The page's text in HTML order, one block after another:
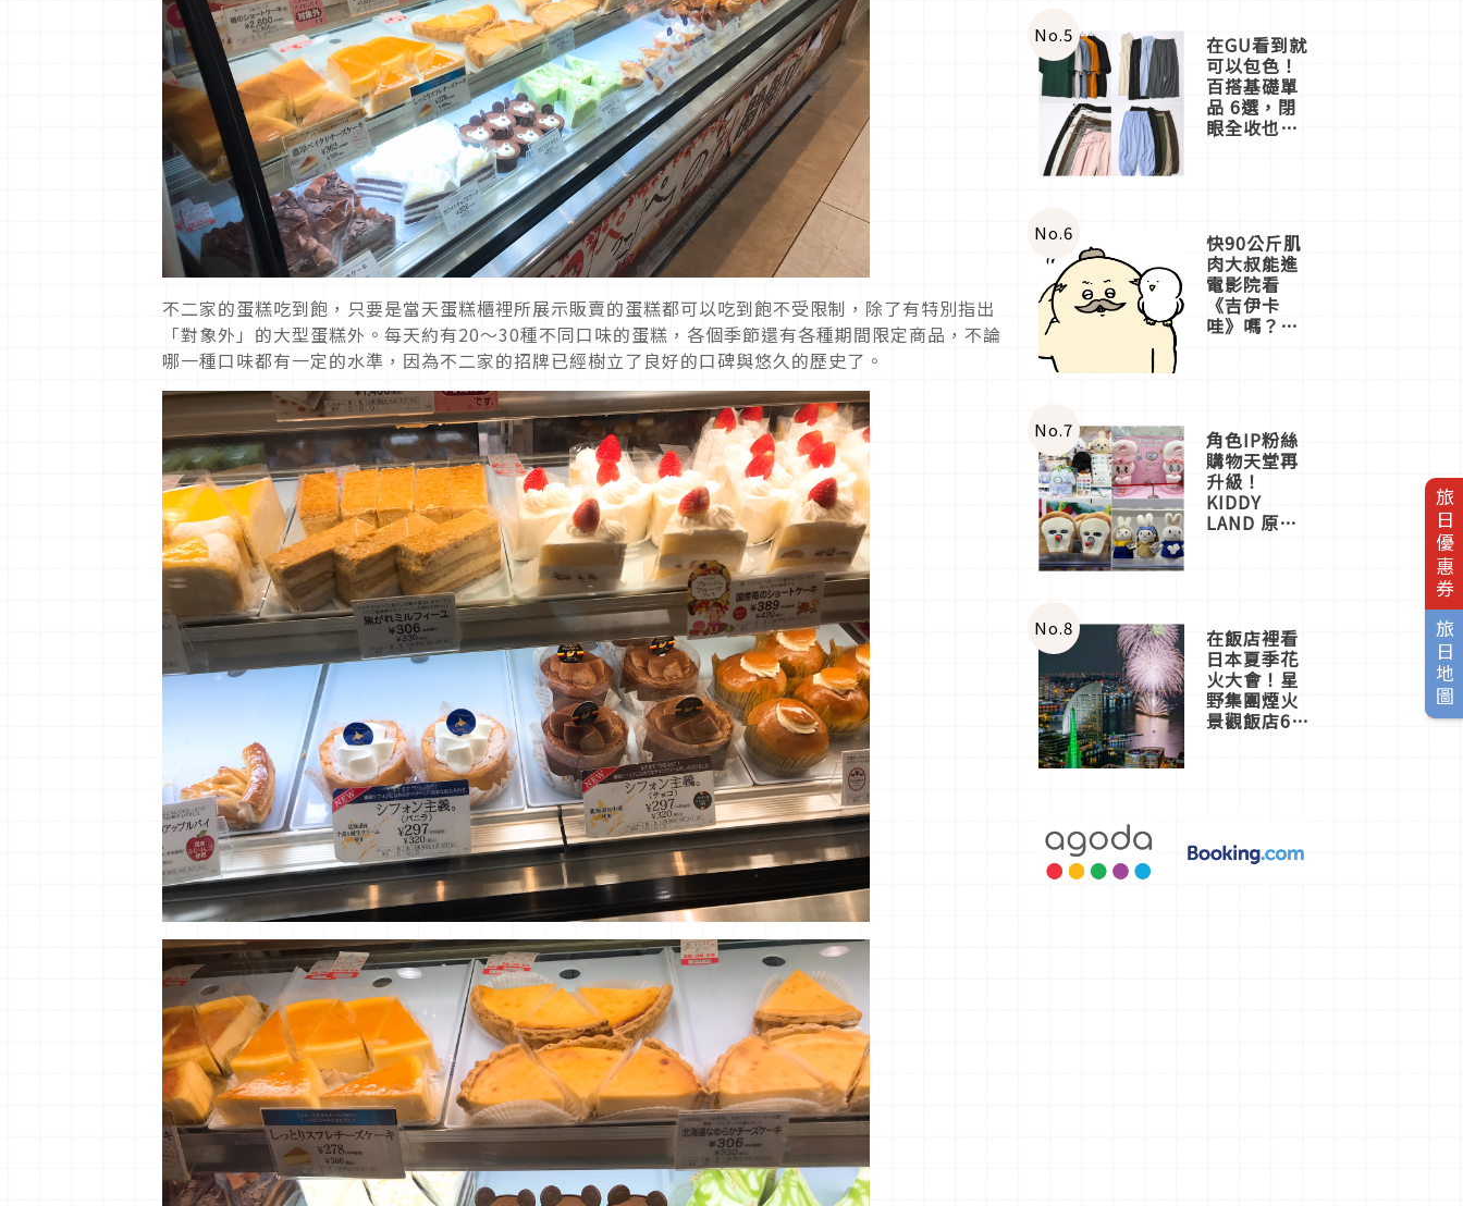
旅日優惠券
旅日地圖
不二家的蛋糕吃到飽，只要是當天蛋糕櫃裡所展示販賣的蛋糕都可以吃到飽不受限制，除了有特別指出
「對象外」的大型蛋糕外。每天約有20～30種不同口味的蛋糕，各個季節還有各種期間限定商品，不論
哪一種口味都有一定的水準，因為不二家的招牌已經樹立了良好的口碑與悠久的歷史了。
No.5 在GU看到就
可以包色！
百搭基礎單
品 6選，閉
眼全收也不
No.6 快90公斤肌
肉大叔能進
電影院看
《吉伊卡
哇》嗎？日
一同給出了
答案
No.7 角色IP粉絲
購物天堂再
升級！
KIDDY
LAND 原宿
店3分即達
No.8 在飯店裡看
日本夏季花
火大會！星
野集團煙火
景觀飯店6